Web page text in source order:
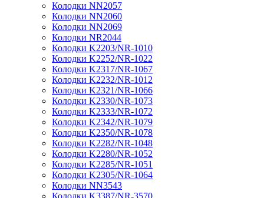
Колодки NN2057
Колодки NN2060
Колодки NN2069
Колодки NR2044
Колодки K2203/NR-1010
Колодки K2252/NR-1022
Колодки K2317/NR-1067
Колодки K2232/NR-1012
Колодки K2321/NR-1066
Колодки K2330/NR-1073
Колодки K2333/NR-1072
Колодки K2342/NR-1079
Колодки K2350/NR-1078
Колодки K2282/NR-1048
Колодки K2280/NR-1052
Колодки K2285/NR-1051
Колодки K2305/NR-1064
Колодки NN3543
Колодки K3387/NR-3570